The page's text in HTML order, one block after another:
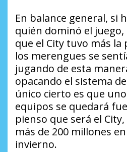
En balance general, si
quién dominó el
que el City tuvo más la
los merengues se
jugando de esta
opacando el sistema
único cierto es que
equipos se quedará
pienso que será el
más de 200 millones
invierno.